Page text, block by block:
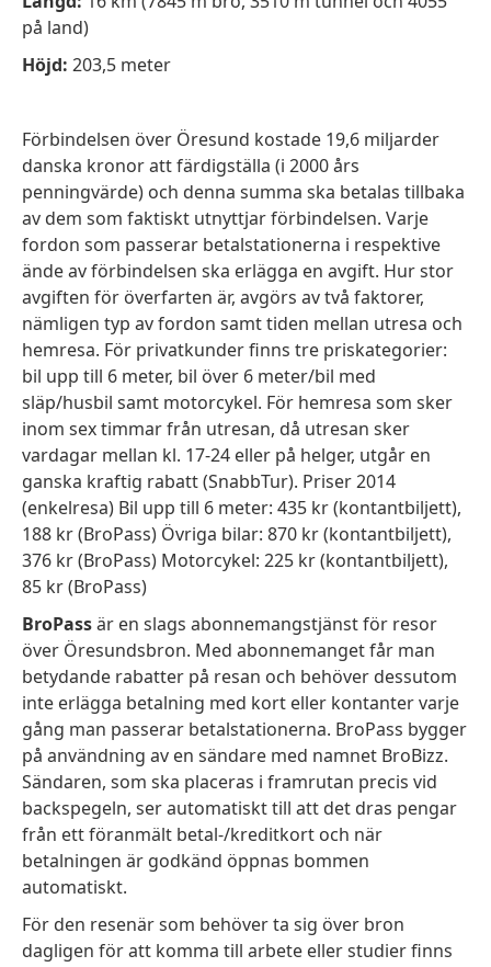
på land)
Höjd: 203,5 meter
Förbindelsen över Öresund kostade 19,6 miljarder
danska kronor att färdigställa (i 2000 års
penningvärde) och denna summa ska betalas tillbaka
av dem som faktiskt utnyttjar förbindelsen. Varje
fordon som passerar betalstationerna i respektive
ände av förbindelsen ska erlägga en avgift. Hur stor
avgiften för överfarten är, avgörs av två faktorer,
nämligen typ av fordon samt tiden mellan utresa och
hemresa. För privatkunder finns tre priskategorier:
bil upp till 6 meter, bil över 6 meter/bil med
släp/husbil samt motorcykel. För hemresa som sker
inom sex timmar från utresan, då utresan sker
vardagar mellan kl. 17-24 eller på helger, utgår en
ganska kraftig rabatt (SnabbTur). Priser 2014
(enkelresa) Bil upp till 6 meter: 435 kr (kontantbiljett),
188 kr (BroPass) Övriga bilar: 870 kr (kontantbiljett),
376 kr (BroPass) Motorcykel: 225 kr (kontantbiljett),
85 kr (BroPass)
BroPassär en slags abonnemangstjänst för resor
över Öresundsbron. Med abonnemanget får man
betydande rabatter på resan och behöver dessutom
inte erlägga betalning med kort eller kontanter varje
gång man passerar betalstationerna. BroPass bygger
på användning av en sändare med namnet BroBizz.
Sändaren, som ska placeras i framrutan precis vid
backspegeln, ser automatiskt till att det dras pengar
från ett föranmält betal-/kreditkort och när
betalningen är godkänd öppnas bommen
automatiskt.
För den resenär som behöver ta sig över bron
dagligen för att komma till arbete eller studier finns